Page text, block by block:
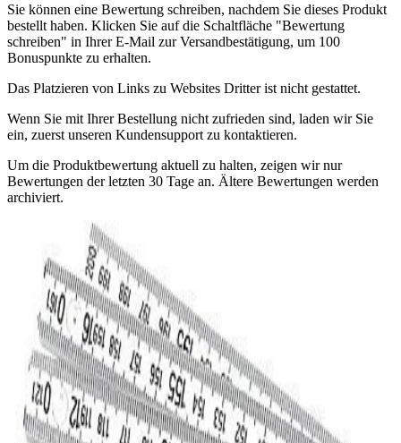
Sie können eine Bewertung schreiben, nachdem Sie dieses Produkt
bestellt haben. Klicken Sie auf die Schaltfläche "Bewertung
schreiben" in Ihrer E-Mail zur Versandbestätigung, um 100
Bonuspunkte zu erhalten.
Das Platzieren von Links zu Websites Dritter ist nicht gestattet.
Wenn Sie mit Ihrer Bestellung nicht zufrieden sind, laden wir Sie
ein, zuerst unseren Kundensupport zu kontaktieren.
Um die Produktbewertung aktuell zu halten, zeigen wir nur
Bewertungen der letzten 30 Tage an. Ältere Bewertungen werden
archiviert.